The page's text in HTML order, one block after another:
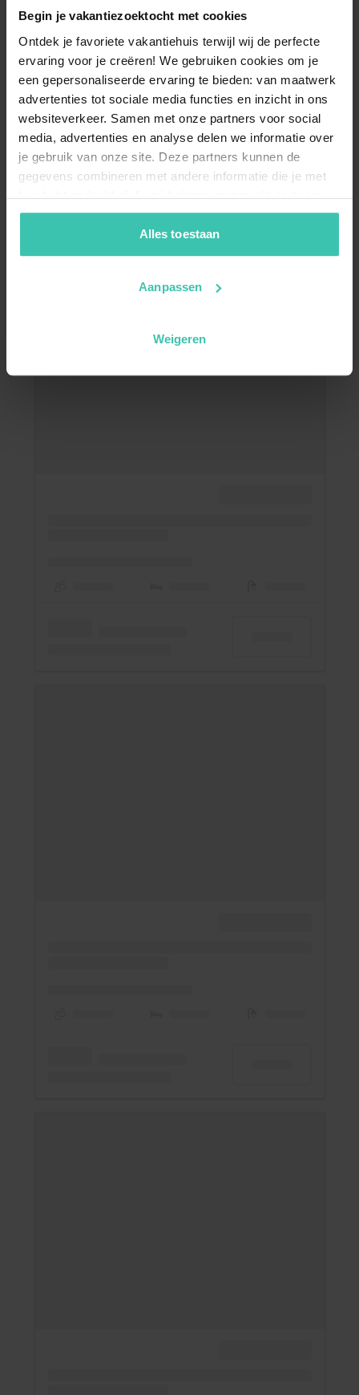
Begin je vakantiezoektocht met cookies
Ontdek je favoriete vakantiehuis terwijl wij de perfecte
ervaring voor je creëren! We gebruiken cookies om je
een gepersonaliseerde ervaring te bieden: van maatwerk
advertenties tot sociale media functies en inzicht in ons
websiteverkeer. Samen met onze partners voor social
media, advertenties en analyse delen we informatie over
je gebruik van onze site. Deze partners kunnen de
gegevens combineren met andere informatie die je met
hen hebt gedeeld of die zij hebben verzameld op basis
van je gebruik van hun diensten. Zo zorgen we ervoor dat
jouw vakantiezoektocht soepel en op maat verloopt!
Alles toestaan
Aanpassen
Weigeren